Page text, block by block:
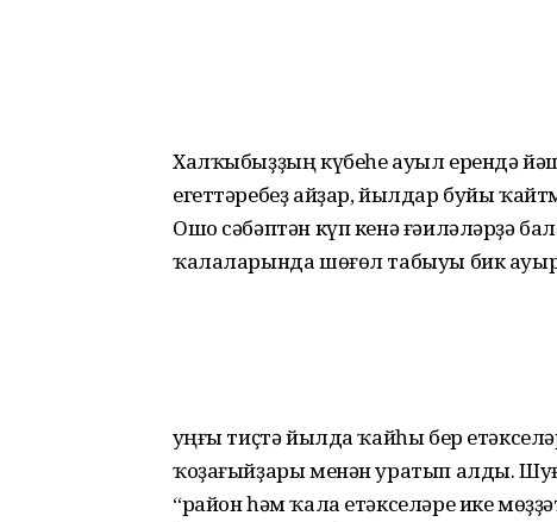
Халҡыбыҙҙың күбеһе ауыл ерендә
егеттәребеҙ айҙар, йылдар буйы
Ошо сәбәптән күп кенә ғәиләләрҙә
ҡалаларында шөғөл табыуы бик
Һуңғы тиҫтә йылда ҡайһы бер
ҡоҙағыйҙары менән уратып алды.
“район һәм ҡала етәкселәре ике